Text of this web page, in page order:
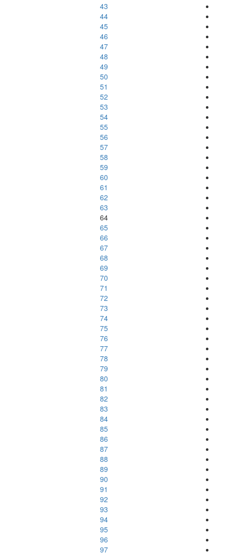
43
44
45
46
47
48
49
50
51
52
53
54
55
56
57
58
59
60
61
62
63
64
65
66
67
68
69
70
71
72
73
74
75
76
77
78
79
80
81
82
83
84
85
86
87
88
89
90
91
92
93
94
95
96
97